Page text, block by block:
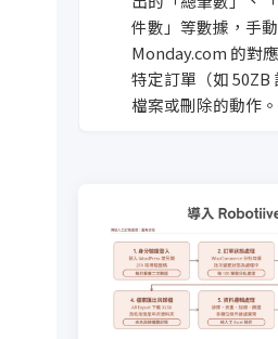
件數」等數據，手
Monday.com 的對
特定訂單（如 50ZB
檔案或刪除的動作。